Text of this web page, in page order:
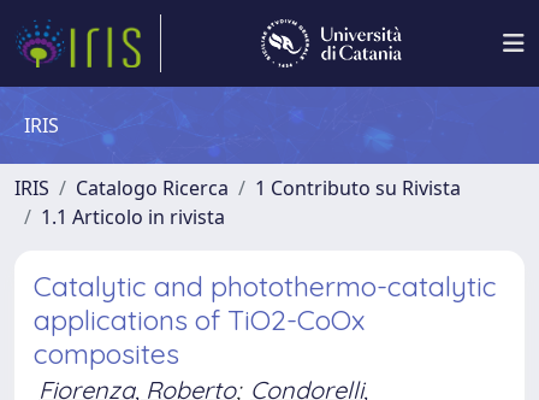
IRIS
IRIS Catalogo Ricerca
1 Contributo su Rivista
1.1 Articolo in rivista
Catalytic and photothermo-catalytic
applications of TiO2-CoOx
composites
Fiorenza, Roberto; Condorelli,